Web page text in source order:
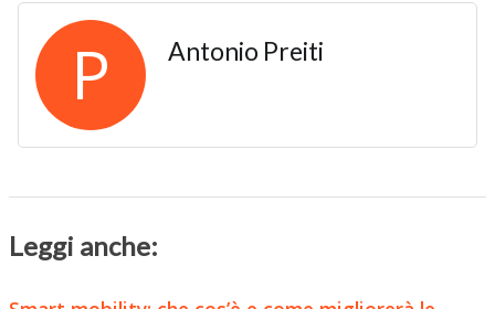
P Antonio Preiti
Leggi anche: